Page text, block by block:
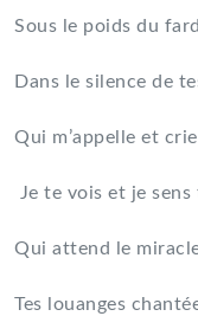
Sous le poids du
Dans le silence de
Qui m’appelle et
Je te vois et je
Qui attend le
Tes louanges